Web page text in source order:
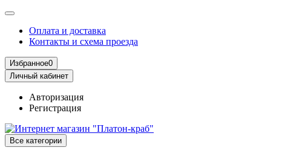
Оплата и доставка
Контакты и схема проезда
Избранное0
Личный кабинет
Авторизация
Регистрация
Все категории